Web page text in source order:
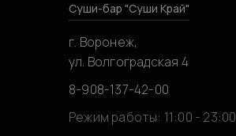
Суши-бар "Суши Край"
г. Воронеж,
ул. Волгоградская 4
8-908-137-42-00
Режим работы: 11:00 - 23:00